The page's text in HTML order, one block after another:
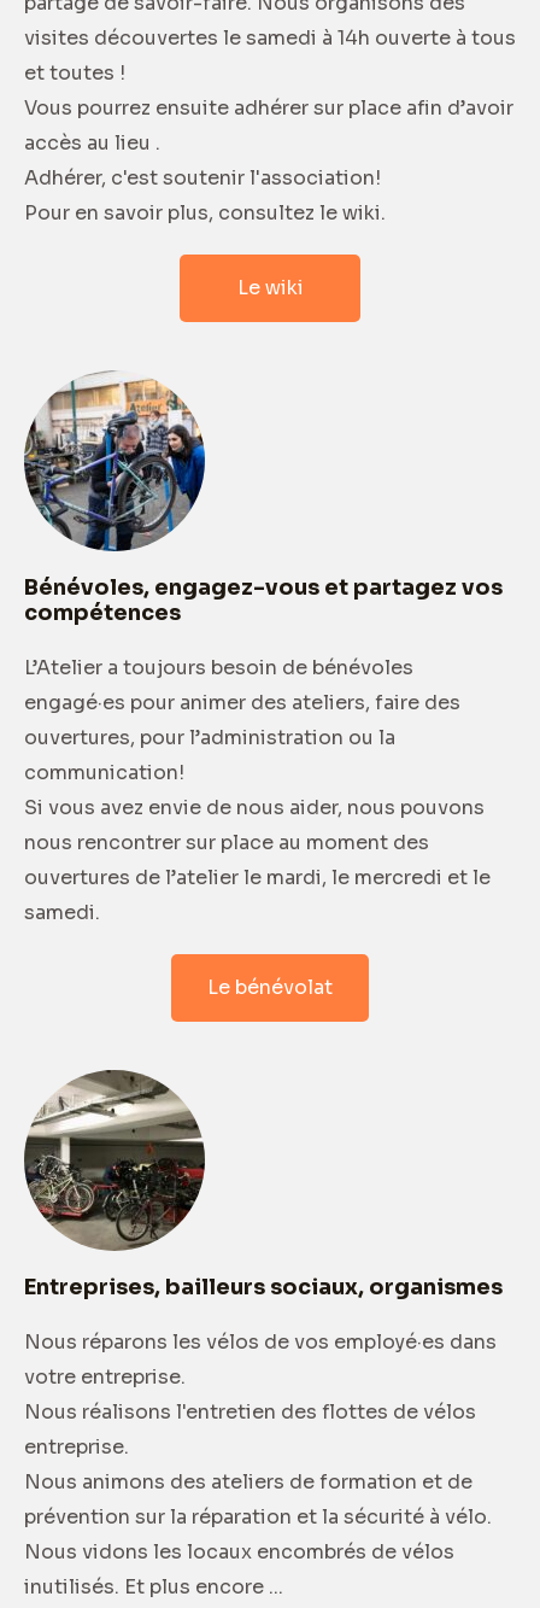
visites découvertes le samedi à 14h ouverte à tous
et toutes !
Vous pourrez ensuite adhérer sur place afin d’avoir
accès au lieu .
Adhérer, c'est soutenir l'association!
Pour en savoir plus, consultez le wiki.
Le wiki
Bénévoles, engagez-vous et partagez vos
compétences
L’Atelier a toujours besoin de bénévoles
engagé·es pour animer des ateliers, faire des
ouvertures, pour l’administration ou la
communication!
Si vous avez envie de nous aider, nous pouvons
nous rencontrer sur place au moment des
ouvertures de l’atelier le mardi, le mercredi et le
samedi.
Le bénévolat
Entreprises, bailleurs sociaux, organismes
Nous réparons les vélos de vos employé·es dans
votre entreprise.
Nous réalisons l'entretien des flottes de vélos
entreprise.
Nous animons des ateliers de formation et de
prévention sur la réparation et la sécurité à vélo.
Nous vidons les locaux encombrés de vélos
inutilisés. Et plus encore ...